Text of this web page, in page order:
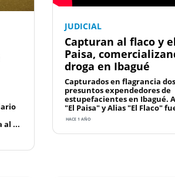
al ...
JUDICIAL
Capturan al flaco y
Paisa,
droga en Ibagué
Capturados en flagrancia dos
presuntos expendedores de
estupefacientes en Ibagué.
"El Paisa" y Alias "El Flaco"
HACE 1 AÑO